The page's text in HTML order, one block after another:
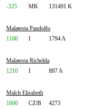
-325
MK 131491 K
Malatesta Pandolfo
1180
I 1794 A
Malatesta Richelda
1210
I 897 A
Malch Elisabeth
1600
CZ/B 4273